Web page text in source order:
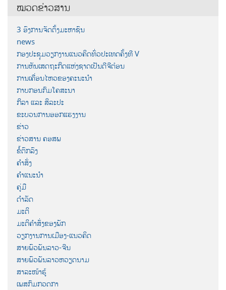
ໝວດຂ່າວສານ
3 ອົງການຈັດຕັ້ງມະຫາຊົນ
news
ກອງປະຊຸມວຽກງານແນວຄິດທົ່ວປະເທດຄັ້ງທີ V
ການຫັນເສດຖະກິດແຫ່ງຊາດເປັນດີຈີຕ໋ອນ
ການເຄື່ອນໄຫວຂອງຄະນະນຳ
ກາບກອນກົມໂຄສະນາ
ກິລາ ແລະ ສິລະປະ
ຂະບວນການອອກແຮງງານ
ຂ່າວ
ຂ່າວສານ ຄອສພ
ຂໍ້ຕົກລົງ
ຄຳສັ່ງ
ຄຳແນະນຳ
ຄູ່ມື
ດຳລັດ
ມະຕິ
ມະຕິຄຳສັ່ງຂອງພັກ
ວຽກງານການເມືອງ-ແນວຄິດ
ສາຍພົວພັນລາວ-ຈີນ
ສາຍພົວພັນລາວຫວຽດນາມ
ສາລະໜ້າຮູ້
ເພສກົມກວດກາ